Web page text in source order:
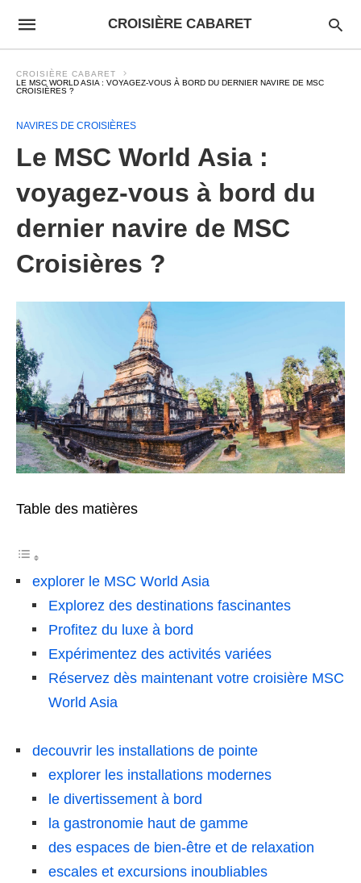
CROISIÈRE CABARET
CROISIÈRE CABARET
LE MSC WORLD ASIA : VOYAGEZ-VOUS À BORD DU DERNIER NAVIRE DE MSC
CROISIÈRES ?
NAVIRES DE CROISIÈRES
Le MSC World Asia :
voyagez-vous à bord du
dernier navire de MSC
Croisières ?
Table des matières
explorer le MSC World Asia
Explorez des destinations fascinantes
Profitez du luxe à bord
Expérimentez des activités variées
Réservez dès maintenant votre croisière MSC
World Asia
decouvrir les installations de pointe
explorer les installations modernes
le divertissement à bord
la gastronomie haut de gamme
des espaces de bien-être et de relaxation
escales et excursions inoubliables